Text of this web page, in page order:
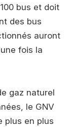
bus et doit
des bus
auront
fois la
gaz naturel
le GNV
plus en plus